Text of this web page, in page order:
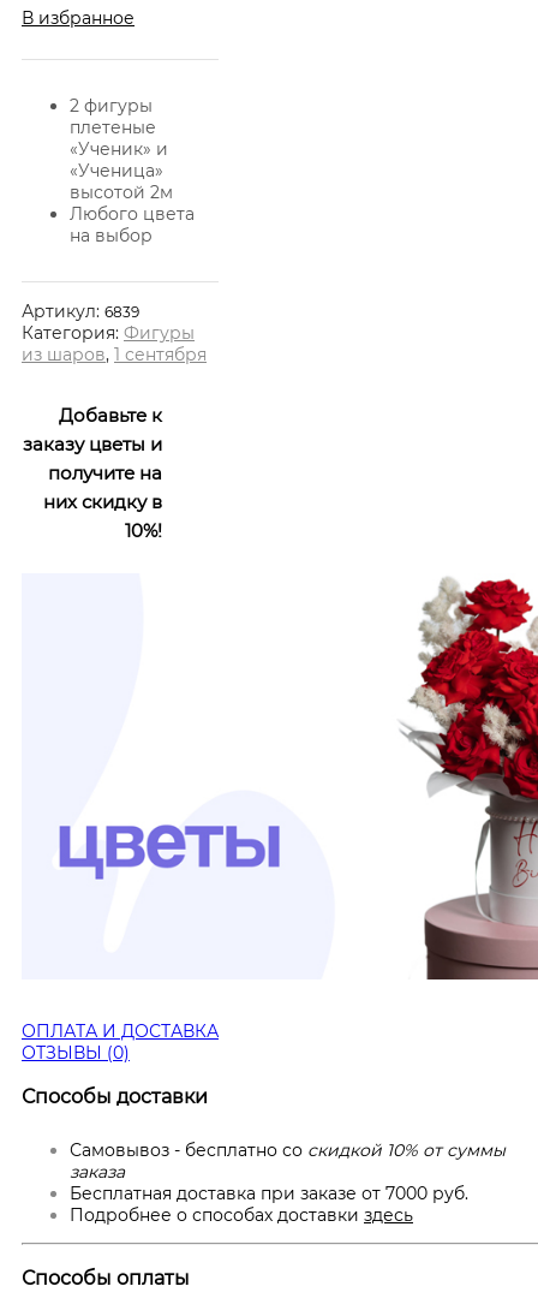
В избранное
2 фигуры
плетеные
«Ученик» и
«Ученица»
высотой 2м
Любого цвета
на выбор
Артикул: 6839
Категория: Фигуры
из шаров, 1 сентября
Добавьте к
заказу цветы и
получите на
них скидку в
10%!
ОПЛАТА И ДОСТАВКА
ОТЗЫВЫ (0)
Способы доставки
Самовывоз - бесплатно со скидкой 10% от суммы
заказа
Бесплатная доставка при заказе от 7000 руб.
Подробнее о способах доставки здесь
Способы оплаты